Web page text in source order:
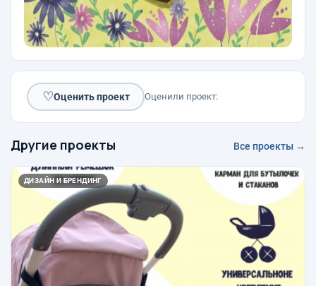
♡Оценить проект Оценили проект:
Другие проекты Все проекты →
ДИЗАЙН И БРЕНДИНГ